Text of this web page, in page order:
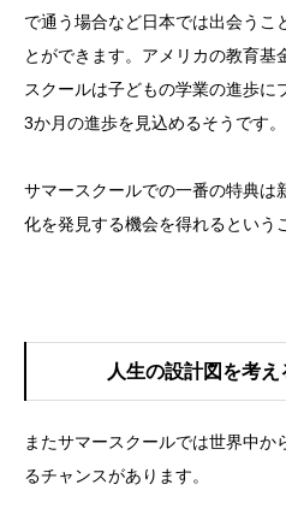
で通う場合など日本では出会うこ
とができます。アメリカの教育基
スクールは子どもの学業の進歩に
3か月の進歩を見込めるそうです。
サマースクールでの一番の特典は
化を発見する機会を得れるという
人生の設計図を考
またサマースクールでは世界中か
るチャンスがあります。